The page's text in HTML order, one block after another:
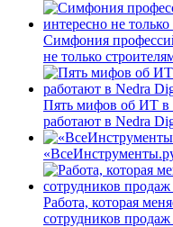
Симфония
не только
Пять мифов об ИТ в
работают в Nedra
Работа, которая
сотрудников